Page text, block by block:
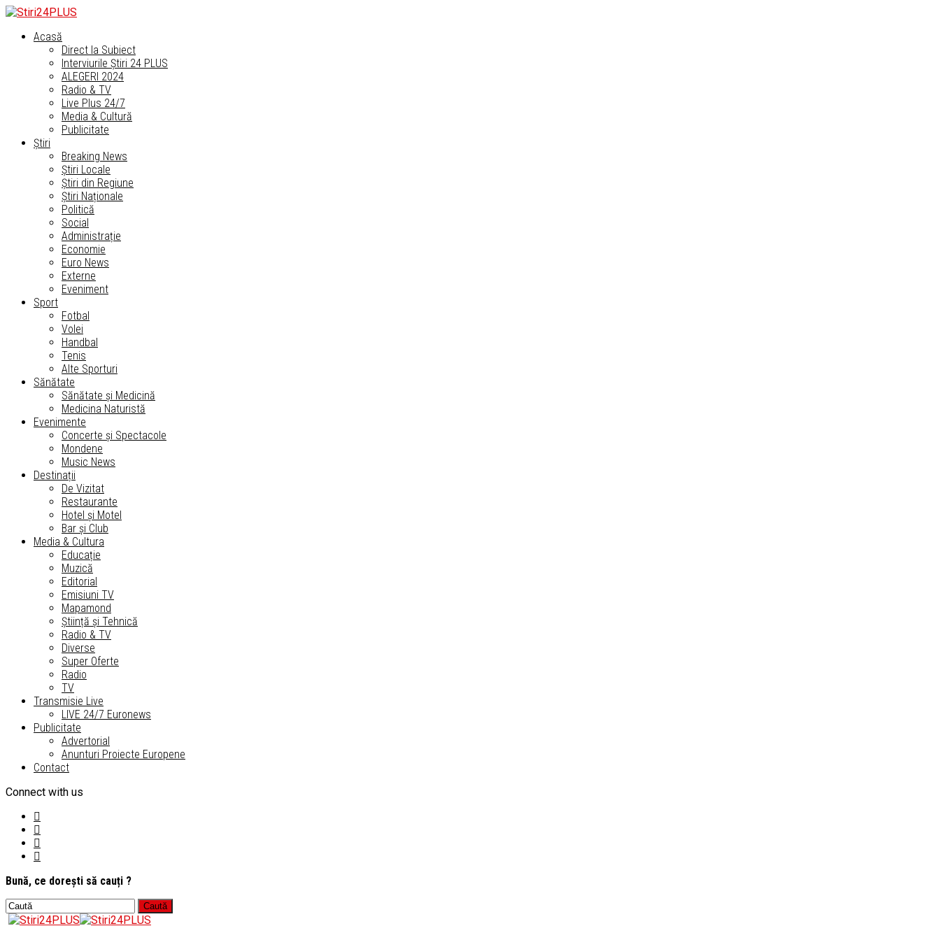
Acasă
Direct la Subiect
Interviurile Știri 24 PLUS
ALEGERI 2024
Radio & TV
Live Plus 24/7
Media & Cultură
Publicitate
Știri
Breaking News
Știri Locale
Știri din Regiune
Știri Naționale
Politică
Social
Administrație
Economie
Euro News
Externe
Eveniment
Sport
Fotbal
Volei
Handbal
Tenis
Alte Sporturi
Sănătate
Sănătate și Medicină
Medicina Naturistă
Evenimente
Concerte și Spectacole
Mondene
Music News
Destinații
De Vizitat
Restaurante
Hotel și Motel
Bar și Club
Media & Cultura
Educație
Muzică
Editorial
Emisiuni TV
Mapamond
Știință și Tehnică
Radio & TV
Diverse
Super Oferte
Radio
TV
Transmisie Live
LIVE 24/7 Euronews
Publicitate
Advertorial
Anunturi Proiecte Europene
Contact
Connect with us
Bună, ce dorești să cauți ?